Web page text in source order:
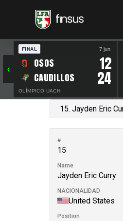
‹
FINAL 7 jun.
OSOS 12
CAUDILLOS 24
OLÍMPICO UACH
#
15
Name
Jayden Eric Curry
NACIONALIDAD
United States
Position